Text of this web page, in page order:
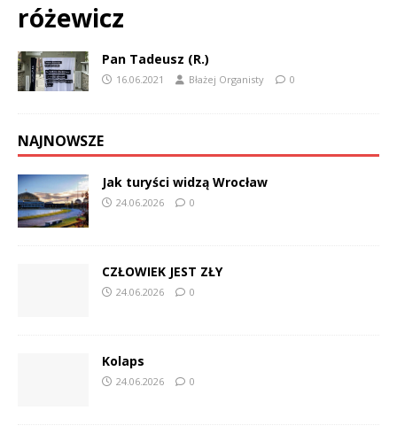
różewicz
Pan Tadeusz (R.)
16.06.2021 Błażej Organisty 0
NAJNOWSZE
Jak turyści widzą Wrocław
24.06.2026 0
CZŁOWIEK JEST ZŁY
24.06.2026 0
Kolaps
24.06.2026 0